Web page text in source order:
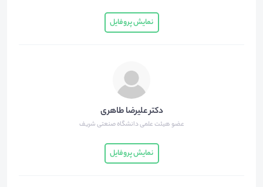
نمایش پروفایل
دکتر علیرضا طاهری
عضو هیئت علمی دانشگاه صنعتی شریف
نمایش پروفایل